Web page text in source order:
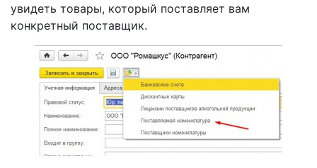
увидеть товары, который поставляет вам
конкретный поставщик.